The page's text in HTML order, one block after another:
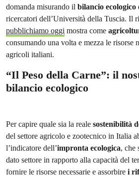
domanda misurando il bilancio ecologico
ricercatori dell’Università della Tuscia. Il
pubblichiamo oggi mostra come
consumando una volta e mezza le risorse
agricoli italiani.
“Il Peso della Carne”: il
bilancio ecologico
Per capire quale sia la reale sostenibilità
del settore agricolo e zootecnico in Italia
l’indicatore dell’impronta ecologica, che
dato settore in rapporto alla capacità del
fornire le risorse necessarie e assorbire i